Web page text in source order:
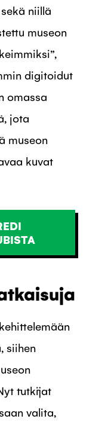
niillä
museon
digitoidut
omassa
jota
museon
kuvat
siihen
tutkijat
valita,